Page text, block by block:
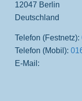
12047 Berlin
Deutschland
Telefon (Festnetz):
Telefon (Mobil):
E-Mail: